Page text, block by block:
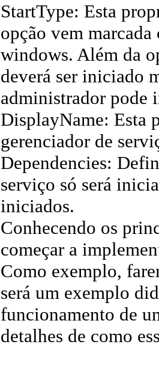
StartType: Esta
opção vem
windows. Além da
deverá ser iniciado
administrador pode
DisplayName: Esta
gerenciador de
Dependencies:
serviço só será
iniciados.
Conhecendo os
começar a
Como exemplo,
será um exemplo
funcionamento de
detalhes de como